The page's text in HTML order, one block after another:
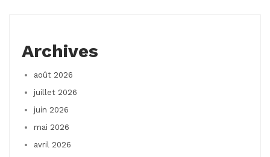
Archives
août 2026
juillet 2026
juin 2026
mai 2026
avril 2026